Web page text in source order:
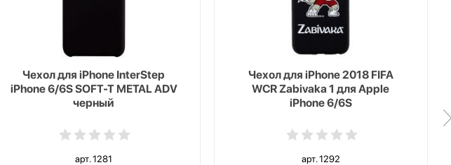
Чехол для iPhone InterStep
iPhone 6/6S SOFT-T METAL ADV
черный
арт. 1281
Чехол для iPhone 2018 FIFA
WCR Zabivaka 1 для Apple
iPhone 6/6S
арт. 1292